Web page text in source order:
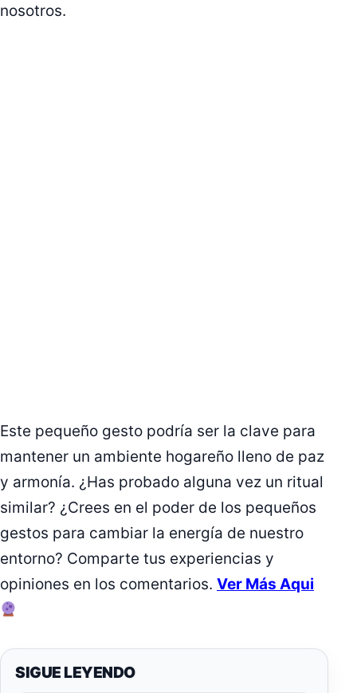
nosotros.
Este pequeño gesto podría ser la clave para
mantener un ambiente hogareño lleno de paz
y armonía. ¿Has probado alguna vez un ritual
similar? ¿Crees en el poder de los pequeños
gestos para cambiar la energía de nuestro
entorno? Comparte tus experiencias y
opiniones en los comentarios. Ver Más Aqui
SIGUE LEYENDO